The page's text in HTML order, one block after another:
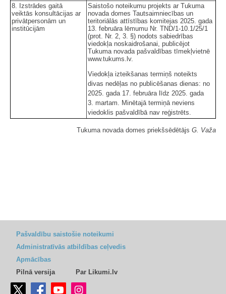
8. Izstrādes gaitā
veiktās konsultācijas ar
privātpersonām un
institūcijām
Saistošo noteikumu projekts ar Tukuma
novada domes Tautsaimniecības un
teritoriālās attīstības komitejas 2025. gada
13. februāra lēmumu Nr. TND/1-10.1/25/1
(prot. Nr. 2, 3. §) nodots sabiedrības
viedokļa noskaidrošanai, publicējot
Tukuma novada pašvaldības tīmekļvietnē
www.tukums.lv.
Viedokļa izteikšanas termiņš noteikts
divas nedēļas no publicēšanas dienas: no
2025. gada 17. februāra līdz 2025. gada
3. martam. Minētajā termiņā neviens
viedoklis pašvaldībā nav reģistrēts.
Tukuma novada domes priekšsēdētājs G. Važa
Pašvaldību saistošie noteikumi
Administratīvās atbildības ceļvedis
Apmācības
Pilnā versija
Par Likumi.lv